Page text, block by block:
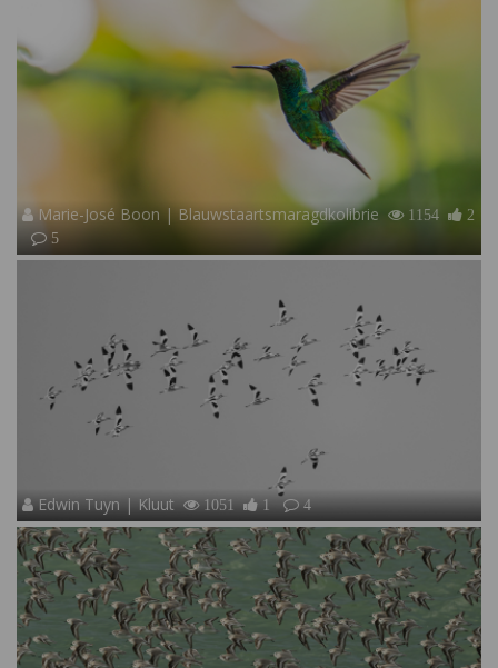
Marie-José Boon | Blauwstaartsmaragdkolibrie 1154
2
5
Edwin Tuyn | Kluut 1051 1 4